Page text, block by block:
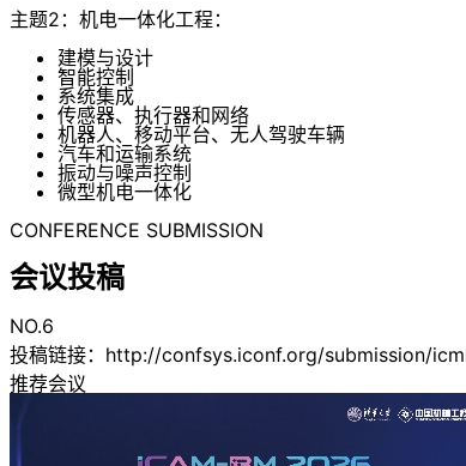
主题2：机电一体化工程：
建模与设计
智能控制
系统集成
传感器、执行器和网络
机器人、移动平台、无人驾驶车辆
汽车和运输系统
振动与噪声控制
微型机电一体化
CONFERENCE SUBMISSION
会议投稿
NO.6
投稿链接：http://confsys.iconf.org/submission/
推荐会议